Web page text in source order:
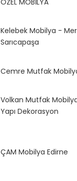
ÖZEL MOBİLYA
Kelebek Mobilya -
Sarıcapaşa
Cemre Mutfak
Volkan Mutfak
Yapı Dekorasyon
ÇAM Mobilya Edirne